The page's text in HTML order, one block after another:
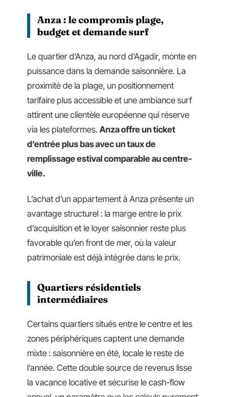
Anza : le compromis plage,
budget et demande surf
Le quartier d’Anza, au nord d’Agadir, monte en
puissance dans la demande saisonnière. La
proximité de la plage, un positionnement
tarifaire plus accessible et une ambiance surf
attirent une clientèle européenne qui réserve
via les plateformes. Anza offre un ticket
d’entrée plus bas avec un taux de
remplissage estival comparable au centre-
ville.
L’achat d’un appartement à Anza présente un
avantage structurel : la marge entre le prix
d’acquisition et le loyer saisonnier reste plus
favorable qu’en front de mer, où la valeur
patrimoniale est déjà intégrée dans le prix.
Quartiers résidentiels
intermédiaires
Certains quartiers situés entre le centre et les
zones périphériques captent une demande
mixte : saisonnière en été, locale le reste de
l’année. Cette double source de revenus lisse
la vacance locative et sécurise le cash-flow